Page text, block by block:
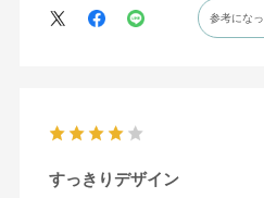
参考にな
すっきりデザイン